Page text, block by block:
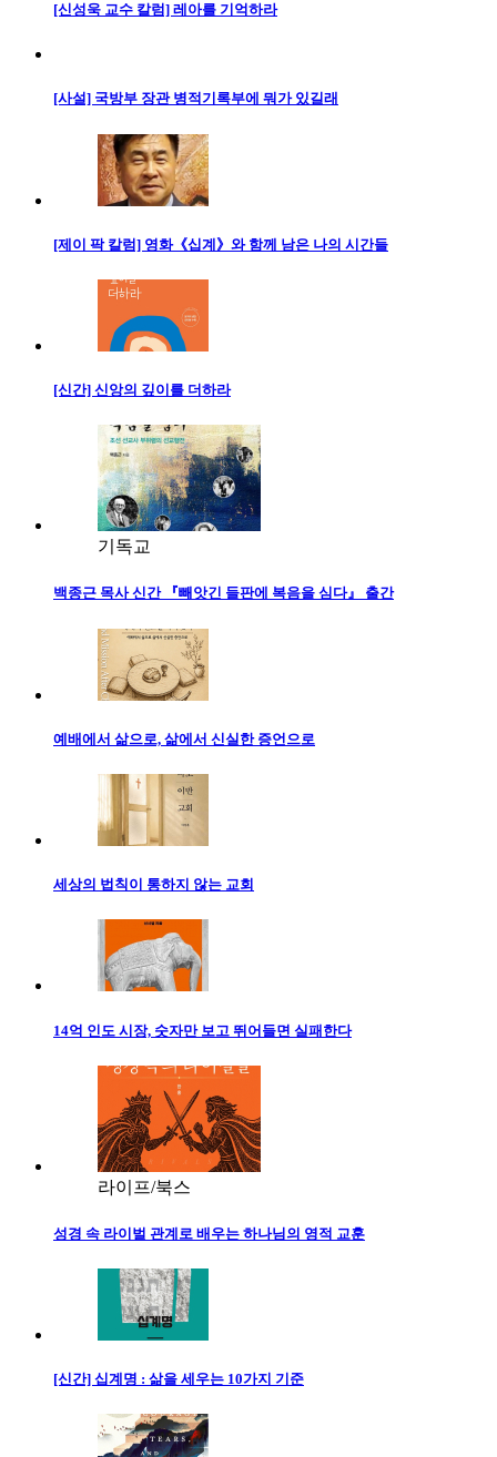
[신성욱 교수 칼럼] 레아를 기억하라
[사설] 국방부 장관 병적기록부에 뭐가 있길래
[제이 팍 칼럼] 영화《십계》와 함께 남은 나의 시간들
[신간] 신앙의 깊이를 더하라
기독교
백종근 목사 신간 『빼앗긴 들판에 복음을 심다』 출간
예배에서 삶으로, 삶에서 신실한 증언으로
세상의 법칙이 통하지 않는 교회
14억 인도 시장, 숫자만 보고 뛰어들면 실패한다
라이프/북스
성경 속 라이벌 관계로 배우는 하나님의 영적 교훈
[신간] 십계명 : 삶을 세우는 10가지 기준